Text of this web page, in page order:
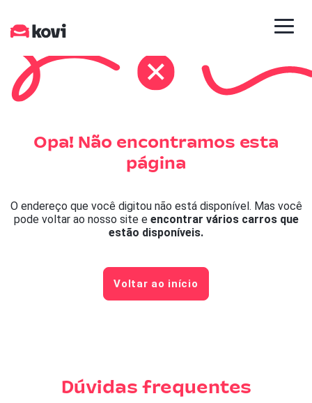
Opa! Não encontramos esta
página
O endereço que você digitou não está disponível. Mas você
pode voltar ao nosso site e encontrar vários carros que
estão disponíveis.
Voltar ao início
Dúvidas frequentes